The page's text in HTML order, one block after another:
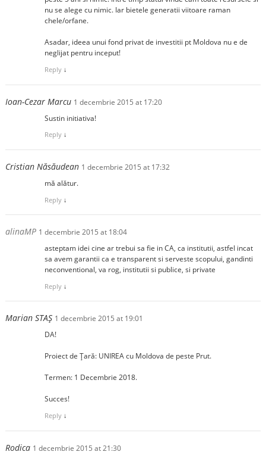
nu se alege cu nimic. Iar bietele generatii viitoare raman
chele/orfane.
Asadar, ideea unui fond privat de investitii pt Moldova nu e de
neglijat pentru inceput!
Reply ↓
Ioan-Cezar Marcu 1 decembrie 2015 at 17:20
Sustin initiativa!
Reply ↓
Cristian Năsăudean 1 decembrie 2015 at 17:32
mă alătur.
Reply ↓
alinaMP 1 decembrie 2015 at 18:04
asteptam idei cine ar trebui sa fie in CA, ca institutii, astfel incat
sa avem garantii ca e transparent si serveste scopului, gandinti
neconventional, va rog, institutii si publice, si private
Reply ↓
Marian STAȘ 1 decembrie 2015 at 19:01
DA!
Proiect de Țară: UNIREA cu Moldova de peste Prut.
Termen: 1 Decembrie 2018.
Succes!
Reply ↓
Rodica 1 decembrie 2015 at 21:30